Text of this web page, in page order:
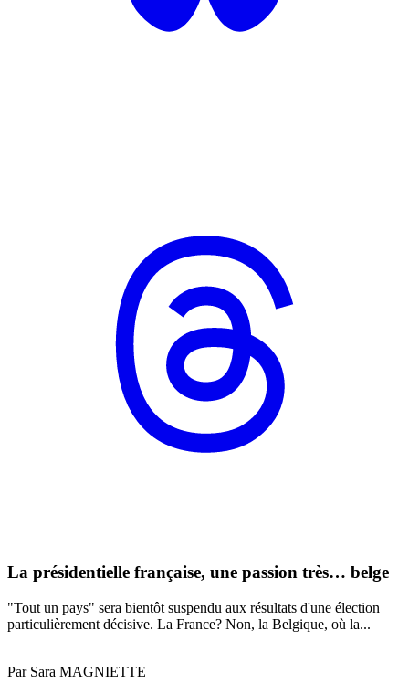
La présidentielle française, une passion très… belge
"Tout un pays" sera bientôt suspendu aux résultats d'une élection
particulièrement décisive. La France? Non, la Belgique, où la...
Par Sara MAGNIETTE